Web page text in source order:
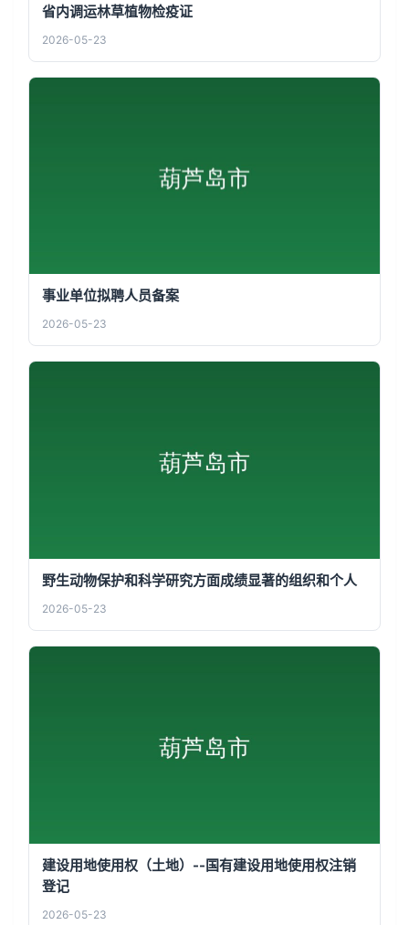
省内调运林草植物检疫证
2026-05-23
事业单位拟聘人员备案
2026-05-23
野生动物保护和科学研究方面成绩显著的组织和个人
2026-05-23
建设用地使用权（土地）--国有建设用地使用权注销
登记
2026-05-23